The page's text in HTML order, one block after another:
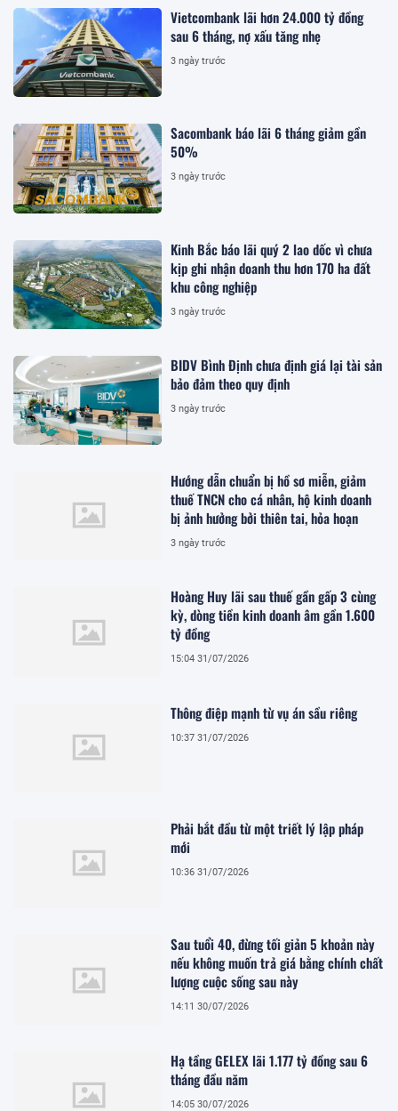
Vietcombank lãi hơn 24.000 tỷ đồng
sau 6 tháng, nợ xấu tăng nhẹ
3 ngày trước
Sacombank báo lãi 6 tháng giảm gần
50%
3 ngày trước
Kinh Bắc báo lãi quý 2 lao dốc vì chưa
kịp ghi nhận doanh thu hơn 170 ha đất
khu công nghiệp
3 ngày trước
BIDV Bình Định chưa định giá lại tài sản
bảo đảm theo quy định
3 ngày trước
Hướng dẫn chuẩn bị hồ sơ miễn, giảm
thuế TNCN cho cá nhân, hộ kinh doanh
bị ảnh hưởng bởi thiên tai, hỏa hoạn
3 ngày trước
Hoàng Huy lãi sau thuế gần gấp 3 cùng
kỳ, dòng tiền kinh doanh âm gần 1.600
tỷ đồng
15:04 31/07/2026
Thông điệp mạnh từ vụ án sầu riêng
10:37 31/07/2026
Phải bắt đầu từ một triết lý lập pháp
mới
10:36 31/07/2026
Sau tuổi 40, đừng tối giản 5 khoản này
nếu không muốn trả giá bằng chính chất
lượng cuộc sống sau này
14:11 30/07/2026
Hạ tầng GELEX lãi 1.177 tỷ đồng sau 6
tháng đầu năm
14:05 30/07/2026